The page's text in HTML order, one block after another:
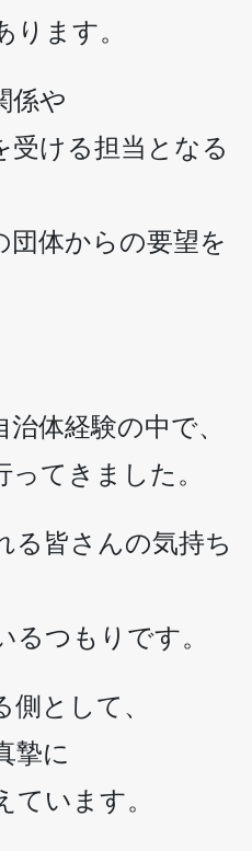
ります。
係や
受ける担当となる
団体からの要望を
体経験の中で、
てきました。
る皆さんの気持ち
るつもりです。
として、
摯に
ています。